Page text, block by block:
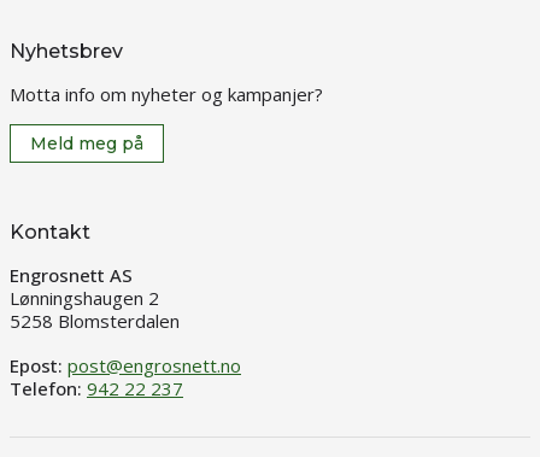
Nyhetsbrev
Motta info om nyheter og kampanjer?
Meld meg på
Kontakt
Engrosnett AS
Lønningshaugen 2
5258 Blomsterdalen
Epost: post@engrosnett.no
Telefon: 942 22 237